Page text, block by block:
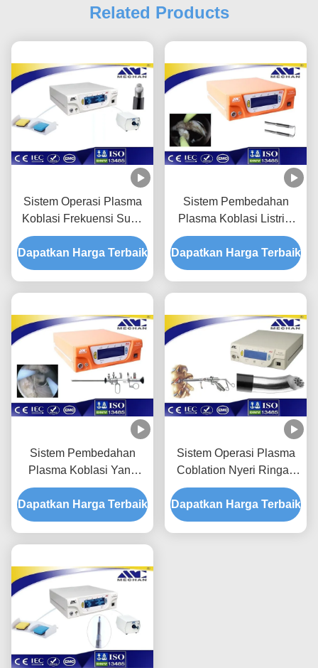
Related Products
Sistem Operasi Plasma
Koblasi Frekuensi Suhu
Rendah Untuk UPPP
Dan CAUP
Dapatkan Harga Terbaik
Sistem Pembedahan
Plasma Koblasi Listrik,
Pembedahan Plasma
BPH Pembedahan
Urologi
Dapatkan Harga Terbaik
Sistem Pembedahan
Plasma Koblasi Yang
Tepat Tanpa Darah Untuk
Pembedahan BPH Dan
Kanker Kandung Kemih
Dapatkan Harga Terbaik
Sistem Operasi Plasma
Coblation Nyeri Ringan
Untuk Kedokteran
Olahraga / Arthroscopy
Dapatkan Harga Terbaik